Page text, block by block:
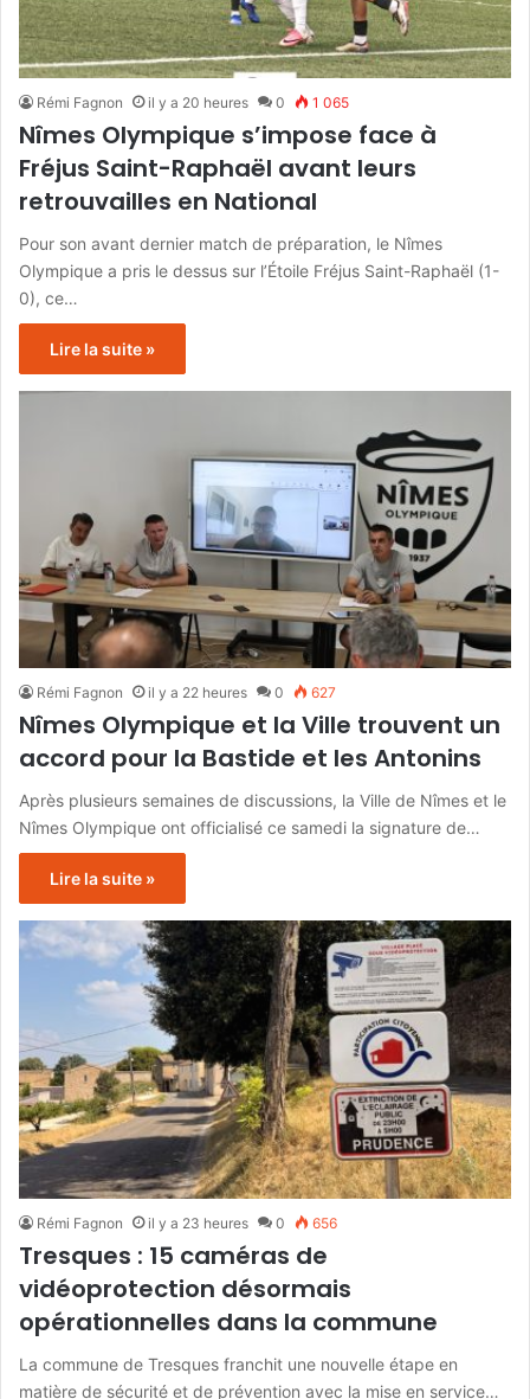
Rémi Fagnon il y a 20 heures 0 1 065
Nîmes Olympique s’impose face à
Fréjus Saint-Raphaël avant leurs
retrouvailles en National
Pour son avant dernier match de préparation, le Nîmes
Olympique a pris le dessus sur l’Étoile Fréjus Saint-Raphaël (1-
0), ce…
Lire la suite »
Rémi Fagnon il y a 22 heures 0 627
Nîmes Olympique et la Ville trouvent un
accord pour la Bastide et les Antonins
Après plusieurs semaines de discussions, la Ville de Nîmes et le
Nîmes Olympique ont officialisé ce samedi la signature de…
Lire la suite »
Rémi Fagnon il y a 23 heures 0 656
Tresques : 15 caméras de
vidéoprotection désormais
opérationnelles dans la commune
La commune de Tresques franchit une nouvelle étape en
matière de sécurité et de prévention avec la mise en service…